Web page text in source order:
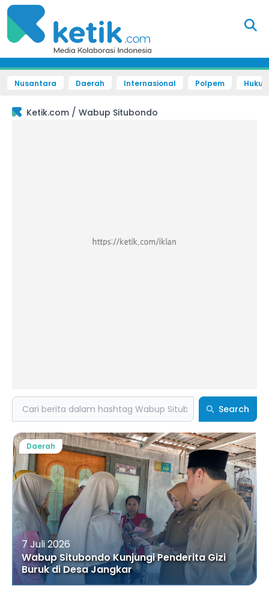
Nusantara Daerah Internasional Polpem
Ketik.com / Wabup Situbondo
Search Search
7 Juli 2026
Wabup Situbondo Kunjungi Penderita Gizi
Buruk di Desa Jangkar
Daerah